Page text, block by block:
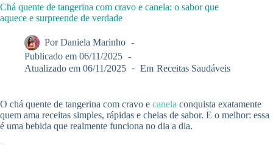
Chá quente de tangerina com cravo e canela: o sabor que
aquece e surpreende de verdade
Por Daniela Marinho
Publicado em 06/11/2025
Atualizado em 06/11/2025 Em Receitas Saudáveis
O chá quente de tangerina com cravo e canela conquista exatamente
quem ama receitas simples, rápidas e cheias de sabor. E o melhor: essa
é uma bebida que realmente funciona no dia a dia.